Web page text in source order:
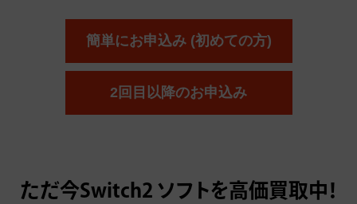
簡単にお申込み (初めての方)
2回目以降のお申込み
ただ今Switch2 ソフトを高価買取中！